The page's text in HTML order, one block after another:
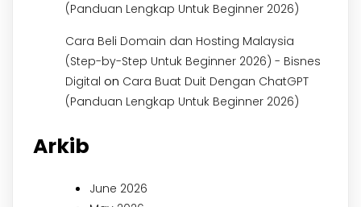
(Panduan Lengkap Untuk Beginner 2026)
Cara Beli Domain dan Hosting Malaysia
(Step-by-Step Untuk Beginner 2026) - Bisnes
Digital on Cara Buat Duit Dengan ChatGPT
(Panduan Lengkap Untuk Beginner 2026)
Arkib
June 2026